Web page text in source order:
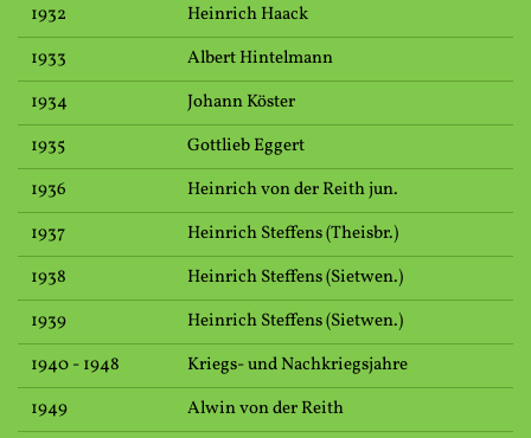
1932
Heinrich Haack
1933
Albert Hintelmann
1934
Johann Köster
1935
Gottlieb Eggert
1936
Heinrich von der Reith jun.
1937
Heinrich Steffens (Theisbr.)
1938
Heinrich Steffens (Sietwen.)
1939
Heinrich Steffens (Sietwen.)
1940 - 1948
Kriegs- und Nachkriegsjahre
1949
Alwin von der Reith